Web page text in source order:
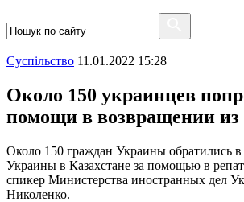
Суспiльство 11.01.2022 15:28
Около 150 украинцев
помощи в возвращении из
Около 150 граждан Украины обратились в
Украины в Казахстане за помощью в
спикер Министерства иностранных дел
Николенко.